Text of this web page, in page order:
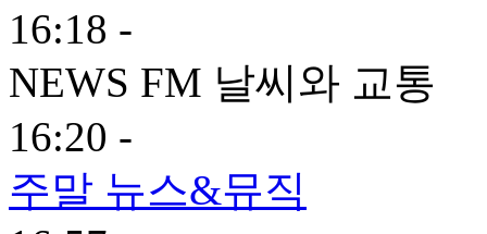
16:18 -
NEWS FM 날씨와 교통
16:20 -
주말 뉴스&뮤직